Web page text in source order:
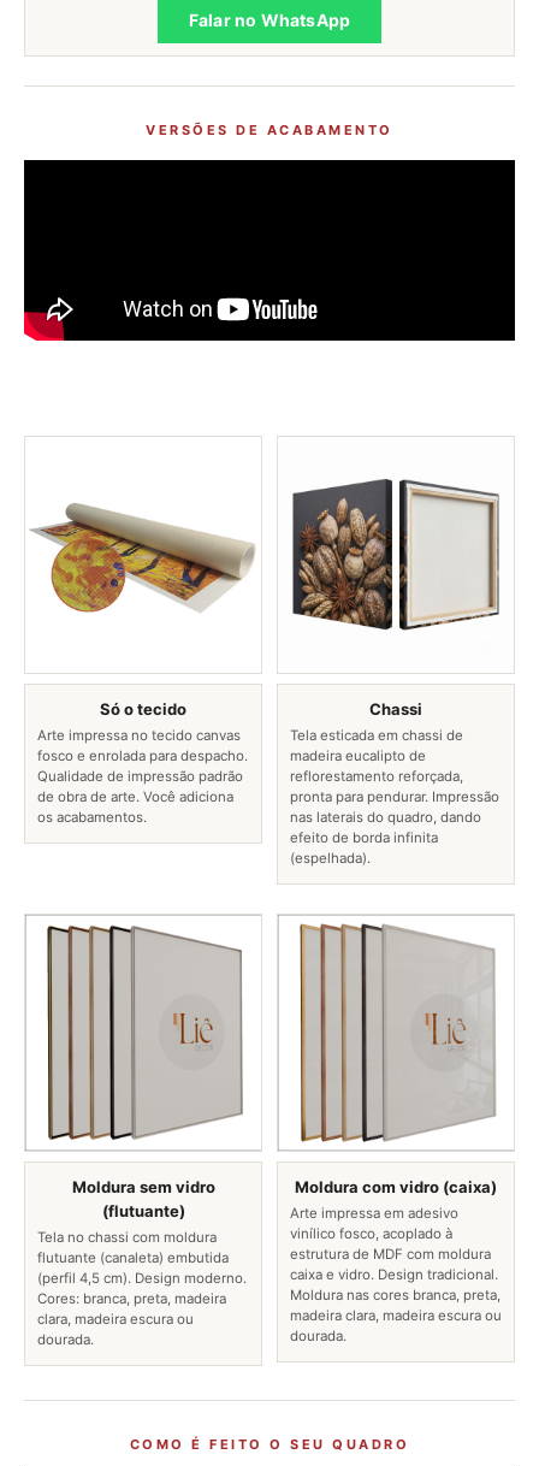
Falar no WhatsApp
VERSÕES DE ACABAMENTO
Só o tecido
Arte impressa no tecido canvas
fosco e enrolada para despacho.
Qualidade de impressão padrão
de obra de arte. Você adiciona
os acabamentos.
Chassi
Tela esticada em chassi de
madeira eucalipto de
reflorestamento reforçada,
pronta para pendurar. Impressão
nas laterais do quadro, dando
efeito de borda infinita
(espelhada).
Moldura sem vidro
(flutuante)
Tela no chassi com moldura
flutuante (canaleta) embutida
(perfil 4,5 cm). Design moderno.
Cores: branca, preta, madeira
clara, madeira escura ou
dourada.
Moldura com vidro (caixa)
Arte impressa em adesivo
vinílico fosco, acoplado à
estrutura de MDF com moldura
caixa e vidro. Design tradicional.
Moldura nas cores branca, preta,
madeira clara, madeira escura ou
dourada.
COMO É FEITO O SEU QUADRO